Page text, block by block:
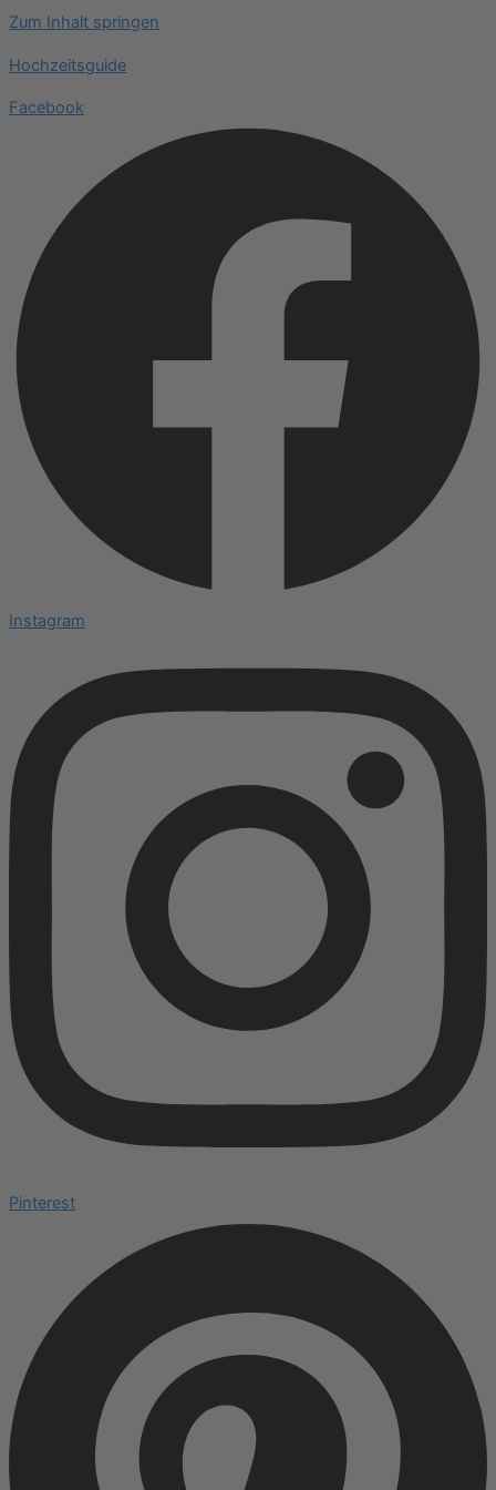
Zum Inhalt springen
Hochzeitsguide
Facebook
Instagram
Pinterest